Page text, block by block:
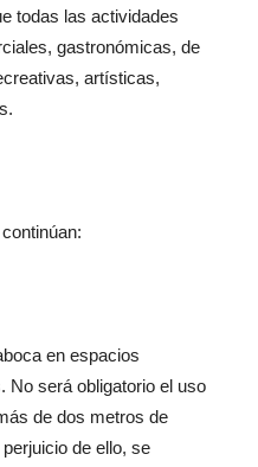
todas las actividades
gastronómicas, de
artísticas,
en espacios
No será obligatorio el uso
de dos metros de
de ello, se